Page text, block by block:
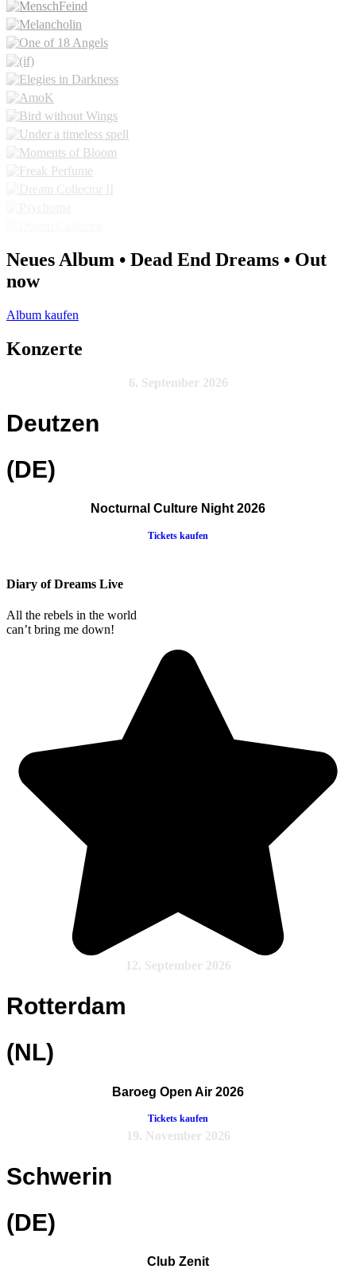
Neues Album • Dead End Dreams • Out
now
Album kaufen
Konzerte
6. September 2026
Deutzen
(DE)
Nocturnal Culture Night 2026
Tickets kaufen
Diary of Dreams Live
All the rebels in the world
can’t bring me down!
12. September 2026
Rotterdam
(NL)
Baroeg Open Air 2026
Tickets kaufen
19. November 2026
Schwerin
(DE)
Club Zenit